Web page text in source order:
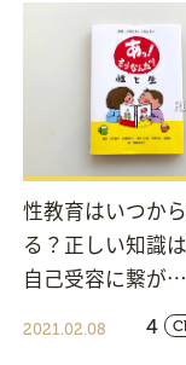
性教育はいつか
る？正しい知識
自己受容に繋が…
2021.02.08 4